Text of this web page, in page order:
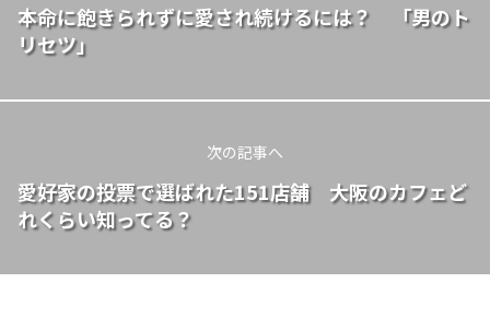
本命に飽きられずに愛され続けるには？ 「男のト
リセツ」
次の記事へ
愛好家の投票で選ばれた151店舗 大阪のカフェど
れくらい知ってる？